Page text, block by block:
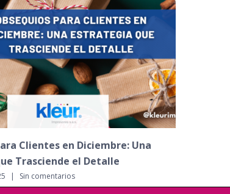
Publicidad e Impresión para el
Sin comentarios